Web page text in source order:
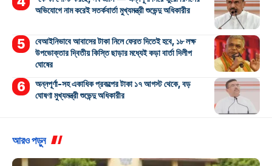
অভিযোগে নাম করেই সতর্কবার্তা মুখ্যমন্ত্রী শুভেন্দু অধিকারীর
বেআইনিভাবে আবাসের টাকা নিলে ফেরত দিতেই হবে, ১৮ লক্ষ
উপভোক্তার দ্বিতীয় কিস্তি ছাড়ার মধ্যেই কড়া বার্তা দিলীপ
ঘোষের
অন্নপূর্ণা-সহ একাধিক প্রকল্পের টাকা ১৭ আগস্ট থেকে, বড়
ঘোষণা মুখ্যমন্ত্রী শুভেন্দু অধিকারীর
আরও পড়ুন